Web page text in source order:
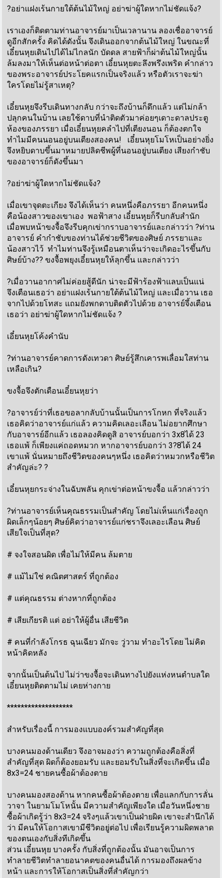
?อย่าแฝงเร้นกายใต้ต้นไม้ใหญ่ อย่าฆ่าผู้ใดหากไม่ชัดแจ้ง?
เราเองก็ติดตามท่านอาจารย์มาเป็นเวลานาน ลองเชื่ออาจารย์
ดูอีกสักครั้ง คิดได้ดังนั้น จึงเดินออกจากต้นไม้ใหญ่ ในขณะที่
เอี๋ยนหุยเดินไปได้ไม่ไกลนัก บัดดล สายฟ้าก็ผ่าต้นไม้ใหญ่นั้น
ล้มลงมาให้เห็นต่อหน้าต่อตา เอี๋ยนหุยตะลึงพรึงเพริด คำกล่าว
ของพระอาจารย์ประโยคแรกเป็นจริงแล้ว หรือตัวเราจะฆ่า
ใครโดยไม่รู้สาเหตุ?
เอี๋ยนหุยจึงรีบเดินทางกลับ กว่าจะถึงบ้านก็ดึกแล้ว แต่ไม่กล้า
ปลุกคนในบ้าน เลยใช้ดาบที่นำติดตัวมาค่อยๆเดาะดาลประตู
ห้องของภรรยา เมื่อเอี๋ยนหุยคลำไปที่เตียงนอน ก็ต้องตกใจ
ทำไมมีคนนอนอยู่บนเตียงสองคน! เอี๋ยนหุยโมโหเป็นอย่างยิ่ง
จึงหยิบดาบขึ้นมาหมายปลิดชีพผู้ที่นอนอยู่บนเตียง เสียงกำชับ
ของอาจารย์ก็ดังขึ้นมา
?อย่าฆ่าผู้ใดหากไม่ชัดแจ้ง?
เมื่อเขาจุดตะเกียง จึงได้เห็นว่า คนหนึ่งคือภรรยา อีกคนหนึ่ง
คือน้องสาวของเขาเอง พอฟ้าสาง เอี๋ยนหุยก็รีบกลับสำนัก
เมื่อพบหน้าขงจื้อจึงรีบคุกเข่ากราบอาจารย์และกล่าวว่า ?ท่าน
อาจารย์ คำกำชับของท่านได้ช่วยชีวิตของศิษย์ ภรรยาและ
น้องสาวไว้ ทำไมท่านจึงรู้เหมือนตาเห็นว่าจะเกิดอะไรขึ้นกับ
ศิษย์บ้าง?? ขงจื้อพยุงเอี๋ยนหุยให้ลุกขึ้น และกล่าวว่า
?เมื่อวานอากาศไม่ค่อยสู้ดีนัก น่าจะมีฟ้าร้องฟ้าแลบเป็นแน่
จึงเตือนเธอว่า อย่าแฝงเร้นกายใต้ต้นไม้ใหญ่ และเมื่อวาน เธอ
จากไปด้วยโทสะ แถมยังพกดาบติดตัวไปด้วย อาจารย์จึ้งเตือน
เธอว่า อย่าฆ่าผู้ใดหากไม่ชัดแจ้ง ?
เอี๋ยนหุยโค้งคำนับ
?ท่านอาจารย์คาดการดังเทวดา ศิษย์รู้สึกเคารพเลื่อมใสท่าน
เหลือเกิน?
ขงจื้อจึงตักเดือนเอี๋ยนหุยว่า
?อาจารย์ว่าที่เธอขอลากลับบ้านนั้นเป็นการโกหก ที่จริงแล้ว
เธอคิดว่าอาจารย์แก่แล้ว ความคิดเลอะเลือน ไม่อยากศึกษา
กับอาจารย์อีกแล้ว เธอลองคิดดูสิ อาจารย์บอกว่า 3x8ได้ 23
เธอแพ้ ก็เพียงแค่ถอดหมวก หากอาจารย์บอกว่า 3?8ได้ 24
เขาแพ้ นั่นหมายถึงชีวิตของคนๆหนึ่ง เธอคิดว่าหมวกหรือชีวิต
สำคัญล่ะ? ?
เอี๋ยนหุยกระจ่างในฉับพลัน คุกเข่าต่อหน้าขงจื้อ แล้วกล่าวว่า
?ท่านอาจารย์เห็นคุณธรรมเป็นสำคัญ โดยไม่เห็นแก่เรื่องถูก
ผิดเล็กๆน้อยๆ ศิษย์คิดว่าอาจารย์แก่ชราจึงเลอะเลือน ศิษย์
เสียใจเป็นที่สุด?
# จงใจสอนผิด เพื่อไม่ให้มีคน ล้มตาย
# แม้ไม่ใช่ คณิตศาสตร์ ที่ถูกต้อง
# แต่คุณธรรม ต่างหากที่ถูกต้อง
# เสียเกียรติ แต่ อย่าให้ผู้อื่น เสียชีวิต
# คนที่กำลังโกรธ ฉุนเฉียว มักจะ วู่วาม ทำอะไรโดย ไม่คิด
หน้าคิดหลัง
จากนั้นเป็นต้นไป ไม่ว่าขงจื้อจะเดินทางไปยังแห่งหนตำบลใด
เอี๋ยนหุยติดตามไม่ เคยห่างกาย
*******************
สำหรับเรื่องนี้ การมองแบบองค์รวมสำคัญที่สุด
บางคนมองด้านเดียว จึงอาจมองว่า ความถูกต้องคือสิ่งที่
สำคัญที่สุด ผิดก็ต้องยอมรับ และยอมรับในสิ่งที่จะเกิดขึ้น เมื่อ
8x3=24 ชายคนซื้อผ้าต้องตาย
บางคนมองสองด้าน หากคนซื้อผ้าต้องตาย เพื่อแลกกับการลั่น
วาจา ในยามโมโหนั้น มีความสำคัญเพียงใด เมื่อวันหนึ่งชาย
ซื้อผ้าเกิดรู้ว่า 8x3=24 จริงๆแล้วเขาเป็นฝ่ายผิด เขาจะสำนึกได้
ว่า มีคนให้โอกาสเขามีชีวิตอยู่ต่อไป เพื่อเรียนรู้ความผิดพลาด
ของตนเองกับสิ่งทีเกิดขึ้น
ส่วน เอี๋ยนหุย บางครั้ง กับสิ่งที่ถูกต้องนั้น มันอาจเป็นการ
ทำลายชีวิตทำลายอนาคตของคนอื่นได้ การมองถึงผลข้าง
หน้า และการให้โอกาสเป็นสิ่งที่สำคัญกว่า